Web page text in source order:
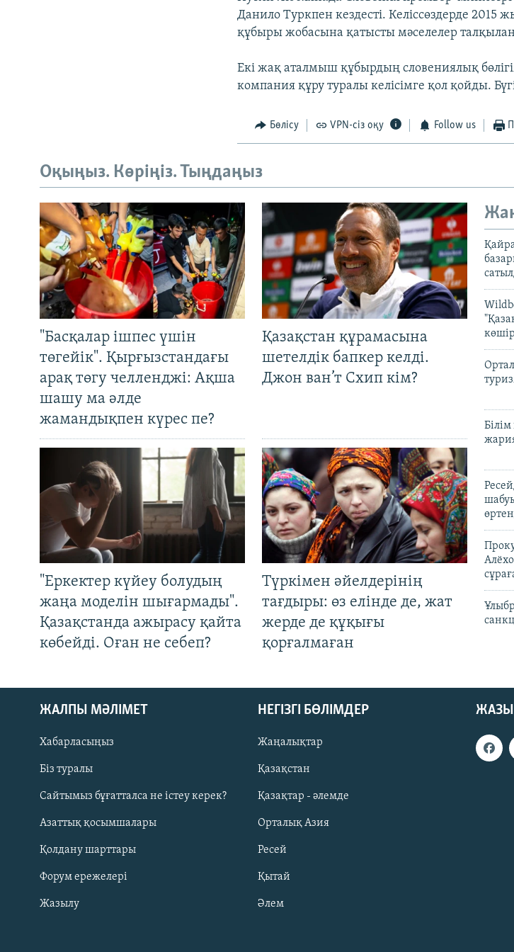
Русский
ЖАЗЫЛЫҢЫЗ
Данило Туркпен кездесті. Келіссөздерде 2015
құбыры жобасына қатысты мәселелер
Екі жақ аталмыш құбырдың словениялық
компания құру туралы келісімге қол қойды.
Бөлісу VPN-сіз оқу Follow us
Оқыңыз. Көріңіз. Тыңдаңыз
"Басқалар ішпес үшін
төгейік". Қырғызстандағы
арақ төгу челленджі: Ақша
шашу ма әлде
жамандықпен күрес пе?
Қазақстан құрамасына
шетелдік бапкер келді.
Джон ван’т Схип кім?
"Еркектер күйеу болудың
жаңа моделін шығармады".
Қазақстанда ажырасу қайта
көбейді. Оған не себеп?
Түркімен әйелдерінің
тағдыры: өз елінде де, жат
жерде де құқығы
қорғалмаған
Білім
ЖАЛПЫ МӘЛІМЕТ
Хабарласыңыз
Біз туралы
Сайтымыз бұғатталса не істеу керек?
Азаттық қосымшалары
Қолдану шарттары
Форум ережелері
Жазылу
НЕГІЗГІ БӨЛІМДЕР
Жаңалықтар
Қазақстан
Қазақтар - әлемде
Орталық Азия
Ресей
Қытай
Әлем